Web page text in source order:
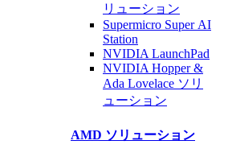
リューション
Supermicro SuperAI
Station
NVIDIALaunchPad
NVIDIA Hopper &
Ada Lovelace ソリ
ューション
AMD ソリューション